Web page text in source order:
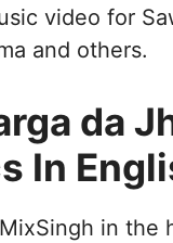
video for
and others.
da
In
MixSingh in the